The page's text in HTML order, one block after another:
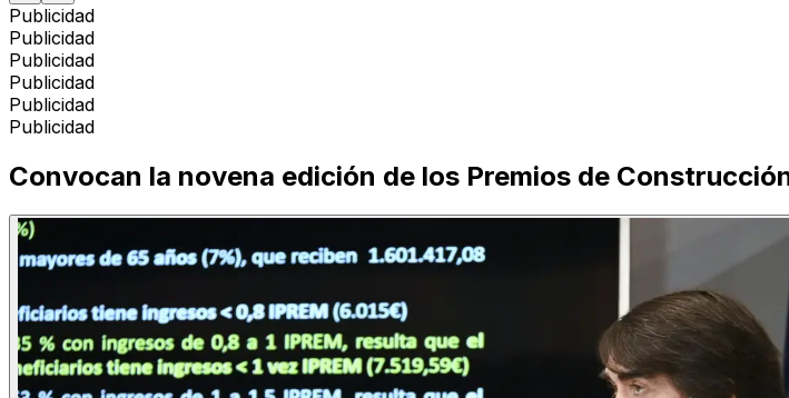
Publicidad
Publicidad
Publicidad
Publicidad
Publicidad
Publicidad
Convocan la novena edición de los Premios de